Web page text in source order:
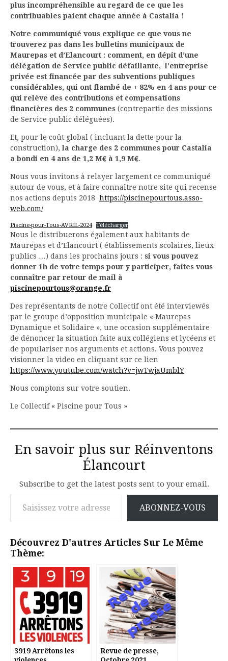
plus incompréhensible au regard de ce que les
contribuables paient chaque année à Castalia !
Notre communiqué vous explique ce que vous ne
trouverez pas dans les bulletins municipaux de
Maurepas et d’Elancourt : comment, en dépit d’une
délégation de Service public défaillante, l’entreprise
privée est financée par des subventions publiques
considérables, qui ont flambé de + 82% en 4 ans pour ce
qui relève des contributions et compensations
financières des 2 communes (contrepartie des missions
de Service public déléguées).
Et, pour le coût global ( incluant la dette pour la
construction),la charge des 2 communes pour Castalia
a bondi en 4 ans de 1,2 M€ à 1,9 M€.
Nous vous invitons à relayer largement ce communiqué
autour de vous, et à faire connaître notre site qui recense
nos actions depuis 2018 https://piscinepourtous.asso-
web.com/
Piscine-pour-Tous-AVRIL-2024 Télécharger
Nous le distribuerons également aux habitants de
Maurepas et d’Elancourt ( établissements scolaires, lieux
publics …) dans les prochains jours : si vous pouvez
donner 1h de votre temps pour y participer, faites vous
connaître par retour de mail à
piscinepourtous@orange.fr
Des représentants de notre Collectif ont été interviewés
par le groupe d’opposition municipale « Maurepas
Dynamique et Solidaire », une occasion supplémentaire
de dénoncer la situation faite aux collégiens et lycéens et
de populariser nos arguments et actions. Vous pouvez
visionner la video en cliquant sur ce lien
https://www.youtube.com/watch?v=jwTwjaUmblY
Nous comptons sur votre soutien.
Le Collectif « Piscine pour Tous »
En savoir plus sur Réinventons
Élancourt
Subscribe to get the latest posts sent to your email.
Saisissez votre adresse e-mail…
ABONNEZ-VOUS
Découvrez D'autres Articles Sur Le Même
Thème:
3919 Arrêtons les
Revue de presse,